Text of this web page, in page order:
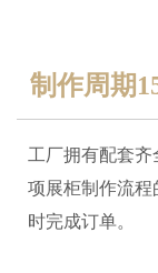
制作周期
工厂拥有配套
项展柜制作流
时完成订单。